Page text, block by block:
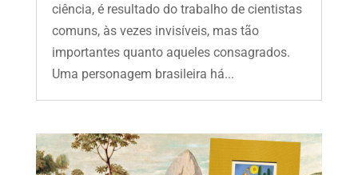
ciência, é resultado do trabalho de cientistas
comuns, às vezes invisíveis, mas tão
importantes quanto aqueles consagrados.
Uma personagem brasileira há...